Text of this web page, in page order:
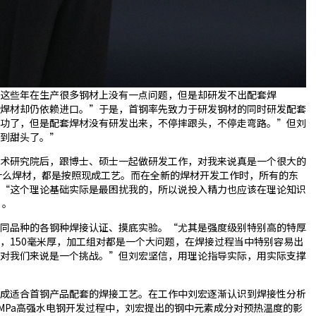
些年在生产很多钢材上没有一点问题，但是却研发不出配套焊
材却仍依赖进口。”于是，首钢率先致力于研发钢材的同时研发配套
了，但是配套焊材没有研发出来，不停摔跟头，不停走弯路。”但刘
甜头了。”
究院后，跟博士、硕士一起做研发工作，对我来说真是一个很大的
焊材，都是按照现成工艺。而在全新的焊材开发工作时，所有的东
个理论基础实际是最困扰我的，所以说投入精力也应该在理论知识
品种的各钢种焊接认证、摸底实验。“尤其是强度级别特别高的特厚
150毫米厚，加工组对都是一个大问题，在焊接过程当中特别容易出
我们来说是一个挑战。”但刘宏坚信，用理论指导实际，用实际支撑
适合首钢产品配套的焊接工艺。在工作中刘宏逐渐认识到焊接性分析
高强水电钢开发过程中，刘宏提出的钢中元素成分对预热温度的影